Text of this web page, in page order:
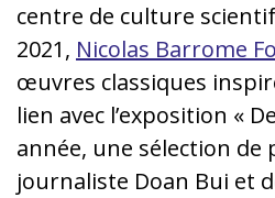
centre de culture
2021, Nicolas Barrome
œuvres classiques
lien avec l’exposition «
année, une sélection de
journaliste Doan Bui et